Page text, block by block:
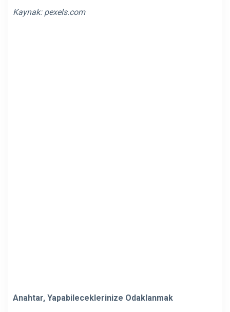
Kaynak: pexels.com
Anahtar, Yapabileceklerinize Odaklanmak